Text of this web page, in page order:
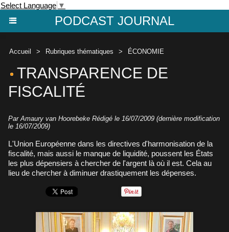
Select Language ▼
PODCAST JOURNAL
Accueil > Rubriques thématiques > ÉCONOMIE
TRANSPARENCE DE
FISCALITÉ
Par Amaury van Hoorebeke Rédigé le 16/07/2009 (dernière modification
le 16/07/2009)
L'Union Européenne dans les directives d'harmonisation de la
fiscalité, mais aussi le manque de liquidité, poussent les États
les plus dépensiers à chercher de l'argent là où il est. Cela au
lieu de chercher à diminuer drastiquement les dépenses.